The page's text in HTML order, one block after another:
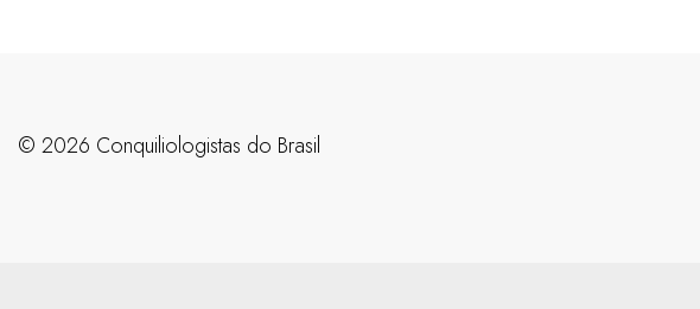
©️ 2026 Conquiliologistas do Brasil